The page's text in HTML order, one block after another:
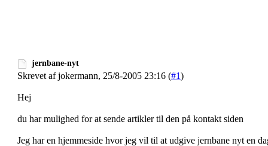
jernbane-nyt
Skrevet af jokermann, 25/8-2005 23:16 (#1)
Hej
du har mulighed for at sende artikler til den på kontakt siden
Jeg har en hjemmeside hvor jeg vil til at udgive jernbane nyt en